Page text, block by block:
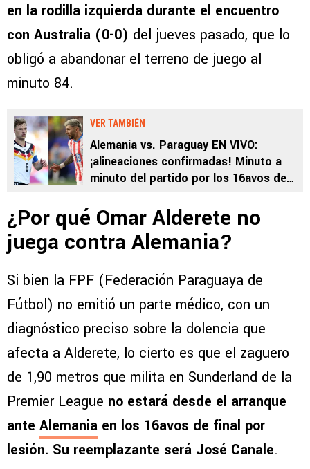
en la rodilla izquierda durante el encuentro
con Australia (0-0) del jueves pasado, que lo
obligó a abandonar el terreno de juego al
minuto 84.
VER TAMBIÉN
Alemania vs. Paraguay EN VIVO:
¡alineaciones confirmadas! Minuto a
minuto del partido por los 16avos de
¿Por qué Omar Alderete no
juega contra Alemania?
Si bien la FPF (Federación Paraguaya de
Fútbol) no emitió un parte médico, con un
diagnóstico preciso sobre la dolencia que
afecta a Alderete, lo cierto es que el zaguero
de 1,90 metros que milita en Sunderland de la
Premier League no estará desde el arranque
ante Alemania en los 16avos de final por
lesión. Su reemplazante será José Canale.